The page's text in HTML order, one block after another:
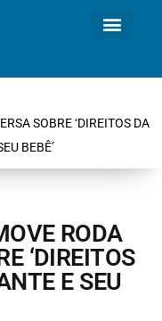
SOBRE ‘DIREITOS DA
BEBÊ’
RODA
‘DIREITOS
E SEU